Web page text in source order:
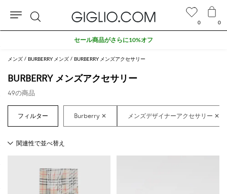
メンズ BURBERRY メンズ BURBERRY メンズアクセサリー
BURBERRY メンズアクセサリー
49の商品
0 0
検
セール商品がさらに10%オフ